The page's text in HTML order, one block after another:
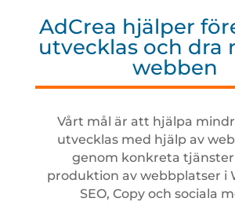
AdCrea hjälper
utvecklas och dra
webben
Vårt mål är att hjälpa
utvecklas med hjälp av
genom konkreta tjänster
produktion av webbplatser i
SEO, Copy och sociala